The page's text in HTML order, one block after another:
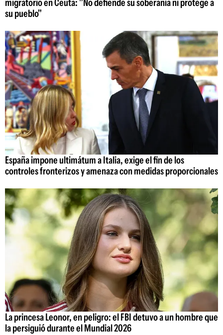
migratorio en Ceuta: "No defiende su soberanía ni protege a
su pueblo"
España impone ultimátum a Italia, exige el fin de los
controles fronterizos y amenaza con medidas proporcionales
La princesa Leonor, en peligro: el FBI detuvo a un hombre que
la persiguió durante el Mundial 2026